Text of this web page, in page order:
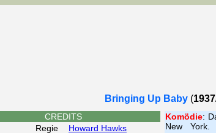
Bringing Up Baby(1937
CREDITS
Regie
Howard Hawks
Komödie:
New York.